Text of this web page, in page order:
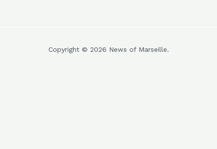
Copyright © 2026 News of Marseille.